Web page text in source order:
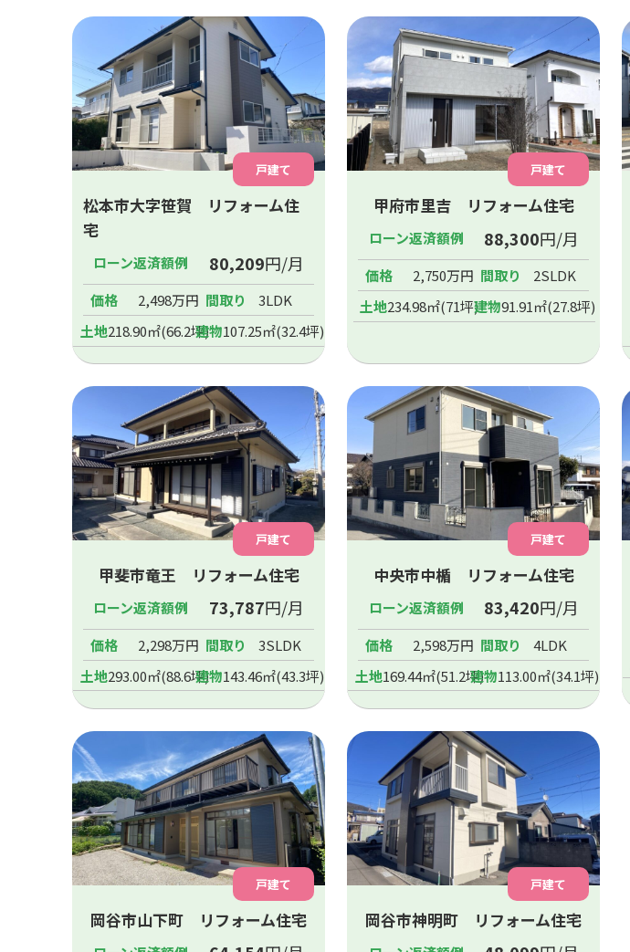
戸建て
松本市大字笹賀 リフォーム住
宅
ローン返済額例 80,209円/月
価格 2,498万円 間取り
3LDK
土地218.90㎡(66.2坪)建物107.25㎡(32.4坪)
戸建て
甲府市里吉 リフォーム住宅
ローン返済額例 88,300円/月
価格 2,750万円 間取り
2SLDK
土地234.98㎡(71坪)建物91.91㎡(27.8坪)
戸建て
甲斐市竜王 リフォーム住宅
ローン返済額例 73,787円/月
価格 2,298万円 間取り
3SLDK
土地293.00㎡(88.6坪)建物143.46㎡(43.3坪)
戸建て
中央市中楯 リフォーム住宅
ローン返済額例 83,420円/月
価格 2,598万円 間取り
4LDK
土地169.44㎡(51.2坪)建物113.00㎡(34.1坪)
戸建て
岡谷市山下町 リフォーム住宅
戸建て
岡谷市神明町 リフォーム住宅